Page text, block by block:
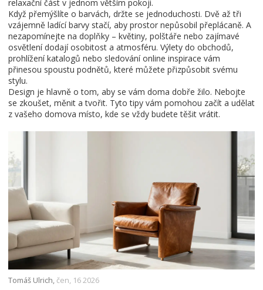
relaxační část v jednom větším pokoji.
Když přemýšlíte o barvách, držte se jednoduchosti. Dvě až tři
vzájemně ladící barvy stačí, aby prostor nepůsobil přeplácaně. A
nezapomínejte na doplňky – květiny, polštáře nebo zajímavé
osvětlení dodají osobitost a atmosféru. Výlety do obchodů,
prohlížení katalogů nebo sledování online inspirace vám
přinesou spoustu podnětů, které můžete přizpůsobit svému
stylu.
Design je hlavně o tom, aby se vám doma dobře žilo. Nebojte
se zkoušet, měnit a tvořit. Tyto tipy vám pomohou začít a udělat
z vašeho domova místo, kde se vždy budete těšit vrátit.
Tomáš Ulrich, čen, 16 2026